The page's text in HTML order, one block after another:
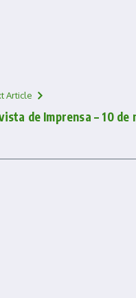
Article
de Imprensa – 10 de